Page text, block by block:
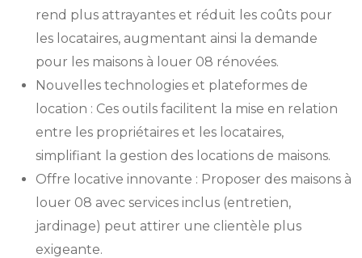
rend plus attrayantes et réduit les coûts pour
les locataires, augmentant ainsi la demande
pour les maisons à louer 08 rénovées.
Nouvelles technologies et plateformes de
location : Ces outils facilitent la mise en relation
entre les propriétaires et les locataires,
simplifiant la gestion des locations de maisons.
Offre locative innovante : Proposer des maisons à
louer 08 avec services inclus (entretien,
jardinage) peut attirer une clientèle plus
exigeante.